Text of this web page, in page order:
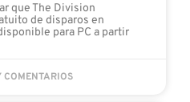
que The Division
de disparos en
para PC a partir
COMENTARIOS